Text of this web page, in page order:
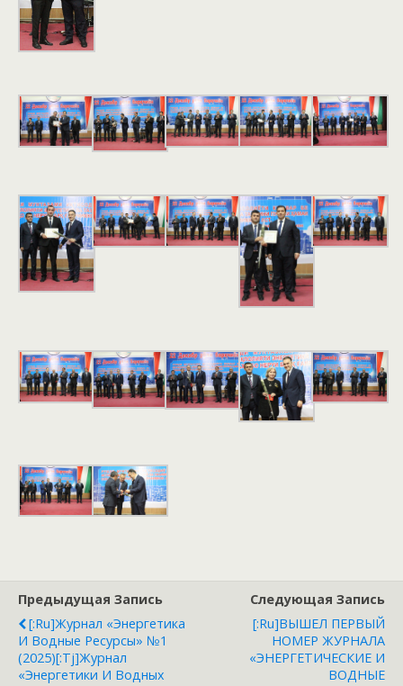
Предыдущая Запись
[:ru]Журнал «Энергетика
И Водные Ресурсы» №1
(2025)[:tj]Журнал
«Энергетики И Водных
Следующая Запись
[:ru]ВЫШЕЛ ПЕРВЫЙ
НОМЕР ЖУРНАЛА
«ЭНЕРГЕТИЧЕСКИЕ И
ВОДНЫЕ